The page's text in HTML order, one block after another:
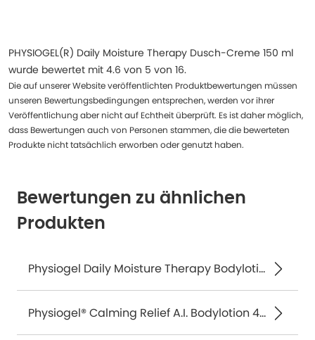
PHYSIOGEL(R) Daily Moisture Therapy Dusch-Creme 150 ml
wurde bewertet mit 4.6 von 5 von 16.
Die auf unserer Website veröffentlichten Produktbewertungen müssen
unseren Bewertungsbedingungen entsprechen, werden vor ihrer
Veröffentlichung aber nicht auf Echtheit überprüft. Es ist daher möglich,
dass Bewertungen auch von Personen stammen, die die bewerteten
Produkte nicht tatsächlich erworben oder genutzt haben.
Bewertungen zu ähnlichen
Produkten
Physiogel Daily Moisture Therapy Bodylotion 400 ml
Physiogel® Calming Relief A.I. Bodylotion 400 ml